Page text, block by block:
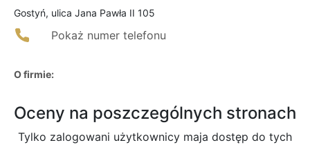
Gostyń, ulica Jana Pawła II 105
Pokaż numer telefonu
O firmie:
Oceny na poszczególnych stronach
Tylko zalogowani użytkownicy maja dostęp do tych